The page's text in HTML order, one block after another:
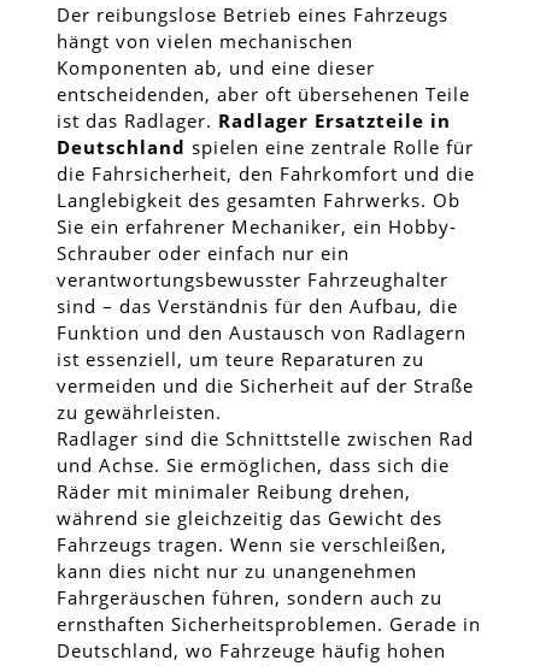
Der reibungslose Betrieb eines Fahrzeugs
hängt von vielen mechanischen
Komponenten ab, und eine dieser
entscheidenden, aber oft übersehenen Teile
ist das Radlager. Radlager Ersatzteile in
Deutschland spielen eine zentrale Rolle für
die Fahrsicherheit, den Fahrkomfort und die
Langlebigkeit des gesamten Fahrwerks. Ob
Sie ein erfahrener Mechaniker, ein Hobby-
Schrauber oder einfach nur ein
verantwortungsbewusster Fahrzeughalter
sind – das Verständnis für den Aufbau, die
Funktion und den Austausch von Radlagern
ist essenziell, um teure Reparaturen zu
vermeiden und die Sicherheit auf der Straße
zu gewährleisten.
Radlager sind die Schnittstelle zwischen Rad
und Achse. Sie ermöglichen, dass sich die
Räder mit minimaler Reibung drehen,
während sie gleichzeitig das Gewicht des
Fahrzeugs tragen. Wenn sie verschleißen,
kann dies nicht nur zu unangenehmen
Fahrgeräuschen führen, sondern auch zu
ernsthaften Sicherheitsproblemen. Gerade in
Deutschland, wo Fahrzeuge häufig hohen